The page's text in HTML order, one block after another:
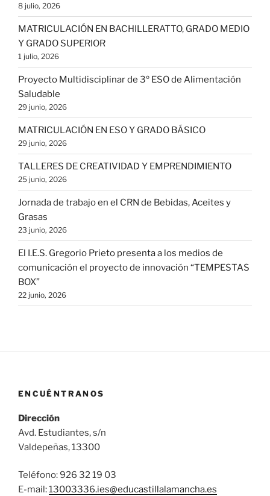
8 julio, 2026
MATRICULACIÓN EN BACHILLERATTO, GRADO MEDIO
Y GRADO SUPERIOR
1 julio, 2026
Proyecto Multidisciplinar de 3º ESO de Alimentación
Saludable
29 junio, 2026
MATRICULACIÓN EN ESO Y GRADO BÁSICO
29 junio, 2026
TALLERES DE CREATIVIDAD Y EMPRENDIMIENTO
25 junio, 2026
Jornada de trabajo en el CRN de Bebidas, Aceites y
Grasas
23 junio, 2026
El I.E.S. Gregorio Prieto presenta a los medios de
comunicación el proyecto de innovación “TEMPESTAS
BOX”
22 junio, 2026
ENCUÉNTRANOS
Dirección
Avd. Estudiantes, s/n
Valdepeñas, 13300
Teléfono: 926 32 19 03
E-mail:13003336.ies@educastillalamancha.es